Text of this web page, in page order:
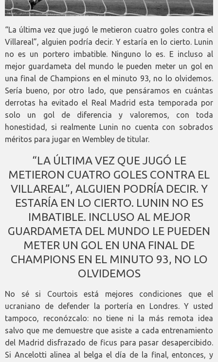
“La última vez que jugó le metieron cuatro goles contra el
Villareal”, alguien podría decir. Y estaría en lo cierto. Lunin
no es un portero imbatible. Ninguno lo es. E incluso al
mejor guardameta del mundo le pueden meter un gol en
una final de Champions en el minuto 93, no lo olvidemos.
Sería bueno, por otro lado, que pensáramos en cuántas
derrotas ha evitado el Real Madrid esta temporada por
solo un gol de diferencia y valoremos, con toda
honestidad, si realmente Lunin no cuenta con sobrados
méritos para jugar en Wembley de titular.
“LA ÚLTIMA VEZ QUE JUGÓ LE
METIERON CUATRO GOLES CONTRA EL
VILLAREAL”, ALGUIEN PODRÍA DECIR. Y
ESTARÍA EN LO CIERTO. LUNIN NO ES
IMBATIBLE. INCLUSO AL MEJOR
GUARDAMETA DEL MUNDO LE PUEDEN
METER UN GOL EN UNA FINAL DE
CHAMPIONS EN EL MINUTO 93, NO LO
OLVIDEMOS
No sé si Courtois está mejores condiciones que el
ucraniano de defender la portería en Londres. Y usted
tampoco, reconózcalo: no tiene ni la más remota idea
salvo que me demuestre que asiste a cada entrenamiento
del Madrid disfrazado de ficus para pasar desapercibido.
Si Ancelotti alinea al belga el día de la final, entonces, y